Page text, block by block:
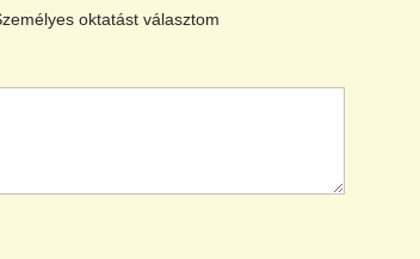
oktatást választom